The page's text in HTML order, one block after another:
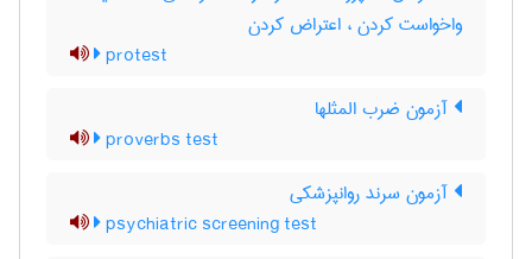
واخواست کردن ، اعتراض کردن
protest
آزمون ضرب المثلها
proverbs test
آزمون سرند روانپزشکی
psychiatric screening test